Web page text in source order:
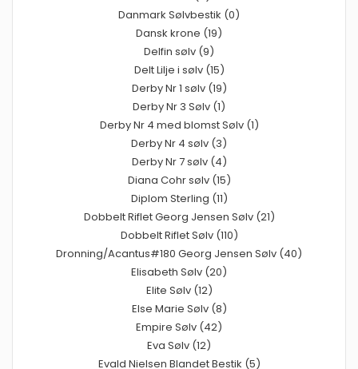
Danmark Sølvbestik (0)
Dansk krone (19)
Delfin sølv (9)
Delt Lilje i sølv (15)
Derby Nr 1 sølv (19)
Derby Nr 3 Sølv (1)
Derby Nr 4 med blomst Sølv (1)
Derby Nr 4 sølv (3)
Derby Nr 7 sølv (4)
Diana Cohr sølv (15)
Diplom Sterling (11)
Dobbelt Riflet Georg Jensen Sølv (21)
Dobbelt Riflet Sølv (110)
Dronning/Acantus#180 Georg Jensen Sølv (40)
Elisabeth Sølv (20)
Elite Sølv (12)
Else Marie Sølv (8)
Empire Sølv (42)
Eva Sølv (12)
Evald Nielsen Blandet Bestik (5)